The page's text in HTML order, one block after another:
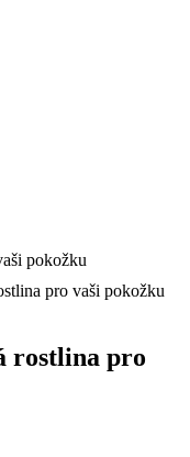
pro vaši pokožku
rostlina pro